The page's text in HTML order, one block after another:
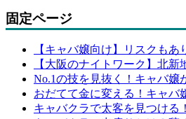
固定ページ
【キャバ嬢向け】リスクも
【大阪のナイトワーク】北
No.1の技を見抜く！キャバ嬢
おだてて金に変える！キャバ
キャバクラで太客を見つける